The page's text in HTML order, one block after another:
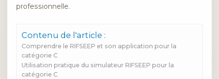
professionnelle.
Contenu de l'article :
Comprendre le RIFSEEP et son application pour la
catégorie C
Utilisation pratique du simulateur RIFSEEP pour la
catégorie C